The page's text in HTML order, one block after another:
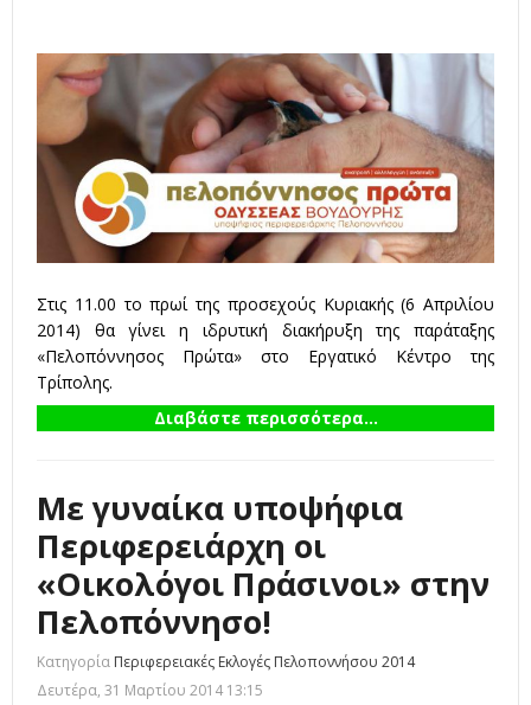
Στις 11.00 το πρωί της προσεχούς Κυριακής (6 Απριλίου
2014) θα γίνει η ιδρυτική διακήρυξη της παράταξης
«Πελοπόννησος Πρώτα» στο Εργατικό Κέντρο της
Τρίπολης.
Διαβάστε περισσότερα...
Με γυναίκα υποψήφια
Περιφερειάρχη οι
«Οικολόγοι Πράσινοι» στην
Πελοπόννησο!
Κατηγορία Περιφερειακές Εκλογές Πελοποννήσου 2014
Δευτέρα, 31 Μαρτίου 2014 13:15